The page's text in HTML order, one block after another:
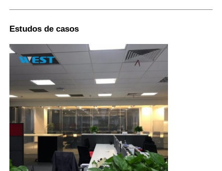
Estudos de casos